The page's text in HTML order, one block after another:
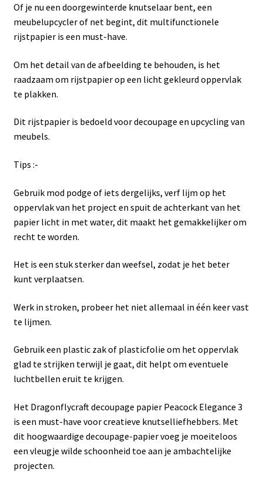
Of je nu een doorgewinterde knutselaar bent, een
meubelupcycler of net begint, dit multifunctionele
rijstpapier is een must-have.
Om het detail van de afbeelding te behouden, is het
raadzaam om rijstpapier op een licht gekleurd oppervlak
te plakken.
Dit rijstpapier is bedoeld voor decoupage en upcycling van
meubels.
Tips :-
Gebruik mod podge of iets dergelijks, verf lijm op het
oppervlak van het project en spuit de achterkant van het
papier licht in met water, dit maakt het gemakkelijker om
recht te worden.
Het is een stuk sterker dan weefsel, zodat je het beter
kunt verplaatsen.
Werk in stroken, probeer het niet allemaal in één keer vast
te lijmen.
Gebruik een plastic zak of plasticfolie om het oppervlak
glad te strijken terwijl je gaat, dit helpt om eventuele
luchtbellen eruit te krijgen.
Het Dragonflycraft decoupage papier Peacock Elegance 3
is een must-have voor creatieve knutselliefhebbers. Met
dit hoogwaardige decoupage-papier voeg je moeiteloos
een vleugje wilde schoonheid toe aan je ambachtelijke
projecten.